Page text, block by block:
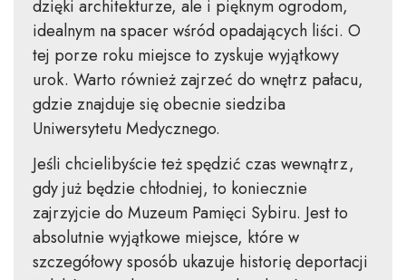
dzięki architekturze, ale i pięknym ogrodom,
idealnym na spacer wśród opadających liści. O
tej porze roku miejsce to zyskuje wyjątkowy
urok. Warto również zajrzeć do wnętrz pałacu,
gdzie znajduje się obecnie siedziba
Uniwersytetu Medycznego​.
Jeśli chcielibyście też spędzić czas wewnątrz,
gdy już będzie chłodniej, to koniecznie
zajrzyjcie do Muzeum Pamięci Sybiru. Jest to
absolutnie wyjątkowe miejsce, które w
szczegółowy sposób ukazuje historię deportacji